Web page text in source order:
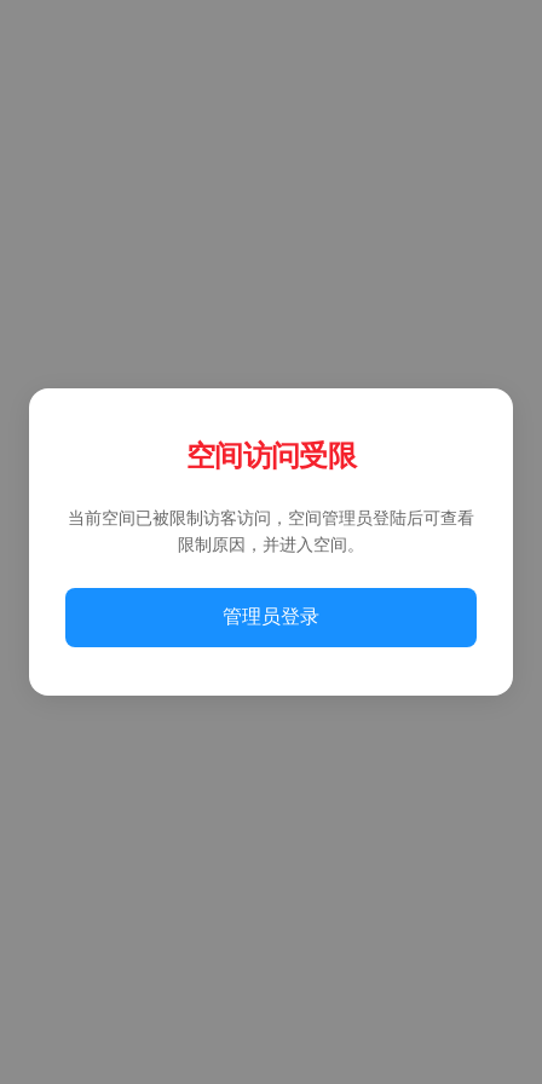
空间访问受限
当前空间已被限制访客访问，空间管理员登陆后可查看
限制原因，并进入空间。
管理员登录